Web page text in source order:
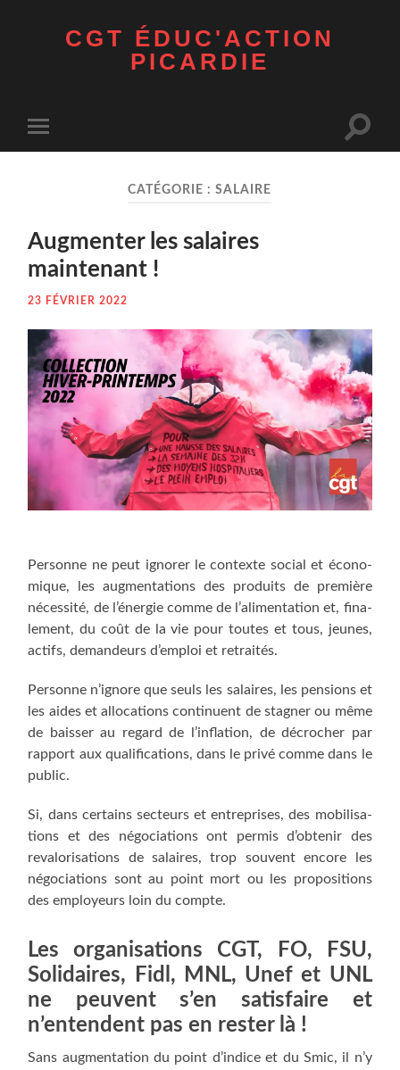
CGT ÉDUC'ACTION
PICARDIE
mobile
Toggle
CATÉGORIE :SALAIRE
Aug­men­ter les salaires
maintenant !
23 FÉVRIER 2022
Per­sonne ne peut igno­rer le contexte social et éco­no­
mique, les aug­men­ta­tions des pro­duits de pre­mière
néces­si­té, de l’énergie comme de l’alimentation et, fina­
le­ment, du coût de la vie pour toutes et tous, jeunes,
actifs, deman­deurs d’emploi et retraités.
Per­sonne n’ignore que seuls les salaires, les pen­sions et
les aides et allo­ca­tions conti­nuent de stag­ner ou même
de bais­ser au regard de l’inflation, de décro­cher par
rap­port aux qua­li­fi­ca­tions, dans le pri­vé comme dans le
public.
Si, dans cer­tains sec­teurs et entre­prises, des mobi­li­sa­
tions et des négo­cia­tions ont per­mis d’obtenir des
reva­lo­ri­sa­tions de salaires, trop sou­vent encore les
négo­cia­tions sont au point mort ou les pro­po­si­tions
des employeurs loin du compte.
Les orga­ni­sa­tions CGT, FO, FSU,
Soli­daires, Fidl, MNL, Unef et UNL
ne peuvent s’en satis­faire et
n’entendent pas en res­ter là !
Sans aug­men­ta­tion du point d’indice et du Smic, il n’y